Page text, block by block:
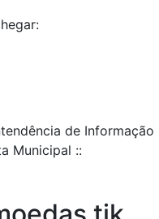
de Informação
Municipal ::